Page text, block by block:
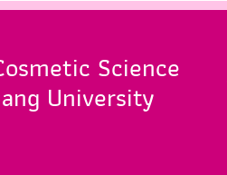
Science
University